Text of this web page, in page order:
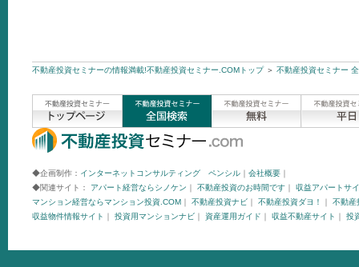
不動産投資セミナーの情報満載!不動産投資セミナー.COMトップ＞ 不動産投資セミナー
◆企画制作： インターネットコンサルティング ペンシル ｜ 会社概要 ｜
◆関連サイト： アパート経営ならシノケン ｜ 不動産投資のお時間です ｜ 収益アパートサ
マンション経営ならマンション投資.COM ｜ 不動産投資ナビ ｜ 不動産投資ダヨ！ ｜ 不動産
収益物件情報サイト ｜ 投資用マンションナビ ｜ 資産運用ガイド ｜ 収益不動産サイト ｜ 投